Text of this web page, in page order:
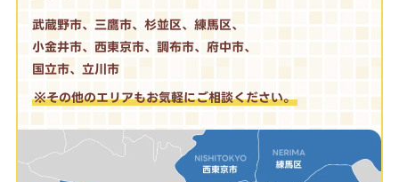
武蔵野市、三鷹市、杉並区、練馬区、
小金井市、西東京市、調布市、府中市、
国立市、立川市
※その他のエリアもお気軽にご相談ください。